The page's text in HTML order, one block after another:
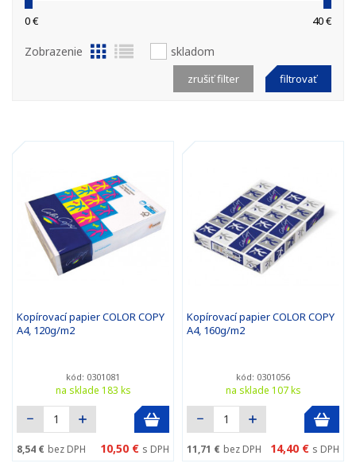
0 € 40 €
Zobrazenie skladom
filtrovať
zrušiť filter
Kopírovací papier COLOR COPY
A4, 120g/m2
kód: 0301081
na sklade 183 ks
8,54 € bez DPH 10,50 € s DPH
Kopírovací papier COLOR COPY
A4, 160g/m2
kód: 0301056
na sklade 107 ks
11,71 € bez DPH 14,40 € s DPH